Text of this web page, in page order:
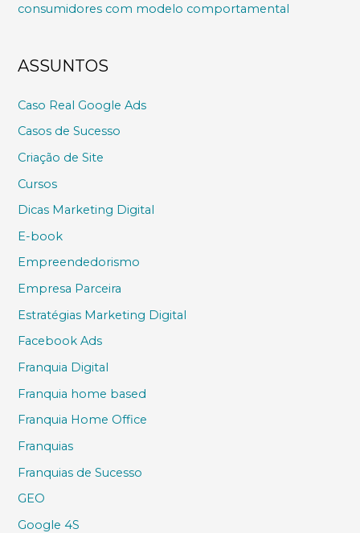
consumidores com modelo comportamental
ASSUNTOS
Caso Real Google Ads
Casos de Sucesso
Criação de Site
Cursos
Dicas Marketing Digital
E-book
Empreendedorismo
Empresa Parceira
Estratégias Marketing Digital
Facebook Ads
Franquia Digital
Franquia home based
Franquia Home Office
Franquias
Franquias de Sucesso
GEO
Google 4S